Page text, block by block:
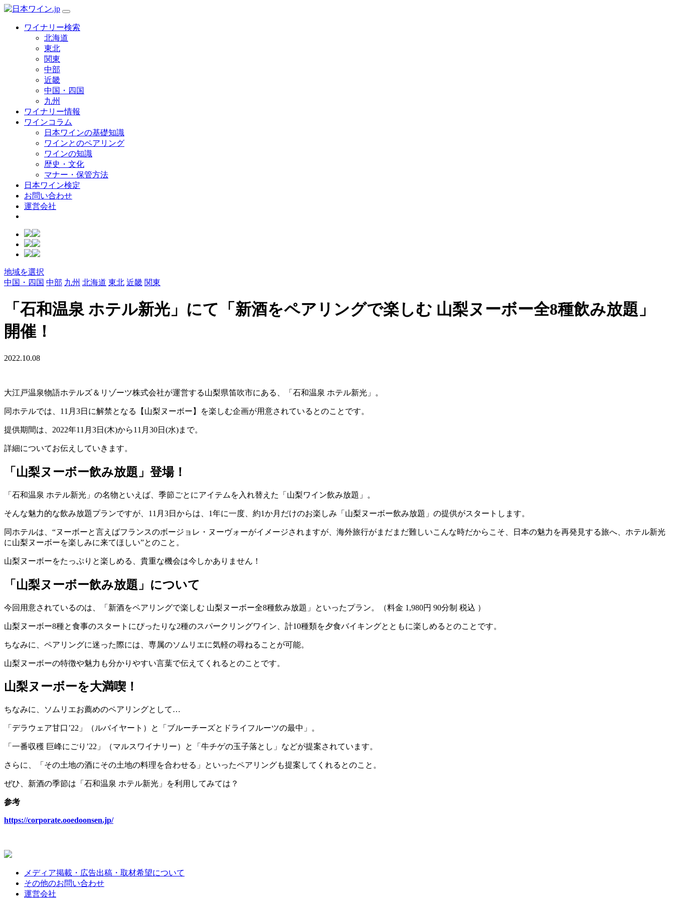
ワイナリー検索
北海道
東北
関東
中部
近畿
中国・四国
九州
ワイナリー情報
ワインコラム
日本ワインの基礎知識
ワインとのペアリング
ワインの知識
歴史・文化
マナー・保管方法
日本ワイン検定
お問い合わせ
運営会社
地域を選択
中国・四国 中部 九州 北海道 東北 近畿 関東
「石和温泉 ホテル新光」にて「新酒をペアリングで楽しむ 山梨ヌーボー全8種飲み放題」
開催！
2022.10.08
大江戸温泉物語ホテルズ＆リゾーツ株式会社が運営する山梨県笛吹市にある、「石和温泉 ホテル新光」。
同ホテルでは、11月3日に解禁となる【山梨ヌーボー】を楽しむ企画が用意されているとのことです。
提供期間は、2022年11月3日(木)から11月30日(水)まで。
詳細についてお伝えしていきます。
「山梨ヌーボー飲み放題」登場！
「石和温泉 ホテル新光」の名物といえば、季節ごとにアイテムを入れ替えた「山梨ワイン飲み放題」。
そんな魅力的な飲み放題プランですが、11月3日からは、1年に一度、約1か月だけのお楽しみ「山梨ヌーボー飲み放題」の提供がスタートします。
同ホテルは、“ヌーボーと言えばフランスのボージョレ・ヌーヴォーがイメージされますが、海外旅行がまだまだ難しいこんな時だからこそ、日本の魅力を再発見する旅へ、ホテル新光
に山梨ヌーボーを楽しみに来てほしい”とのこと。
山梨ヌーボーをたっぷりと楽しめる、貴重な機会は今しかありません！
「山梨ヌーボー飲み放題」について
今回用意されているのは、「新酒をペアリングで楽しむ 山梨ヌーボー全8種飲み放題」といったプラン。（料金 1,980円 90分制 税込 ）
山梨ヌーボー8種と食事のスタートにぴったりな2種のスパークリングワイン、計10種類を夕食バイキングとともに楽しめるとのことです。
ちなみに、ペアリングに迷った際には、専属のソムリエに気軽の尋ねることが可能。
山梨ヌーボーの特徴や魅力も分かりやすい言葉で伝えてくれるとのことです。
山梨ヌーボーを大満喫！
ちなみに、ソムリエお薦めのペアリングとして…
「デラウェア甘口’22」（ルバイヤート）と「ブルーチーズとドライフルーツの最中」。
「一番収穫 巨峰にごり’22」（マルスワイナリー）と「牛チゲの玉子落とし」などが提案されています。
さらに、「その土地の酒にその土地の料理を合わせる」といったペアリングも提案してくれるとのこと。
ぜひ、新酒の季節は「石和温泉 ホテル新光」を利用してみては？
参考
https://corporate.ooedoonsen.jp/
メディア掲載・広告出稿・取材希望について
その他のお問い合わせ
運営会社